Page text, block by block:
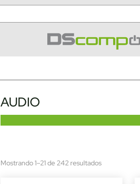
AUDIO
Mostrando 1–21 de 242 resultadosSorted